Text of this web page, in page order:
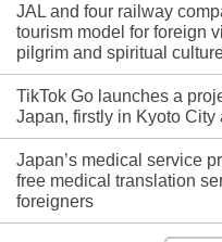
JAL and four railway
tourism model for foreign
pilgrim and spiritual
TikTok Go launches a
Japan, firstly in Kyoto City
Japan’s medical service
free medical translation
foreigners